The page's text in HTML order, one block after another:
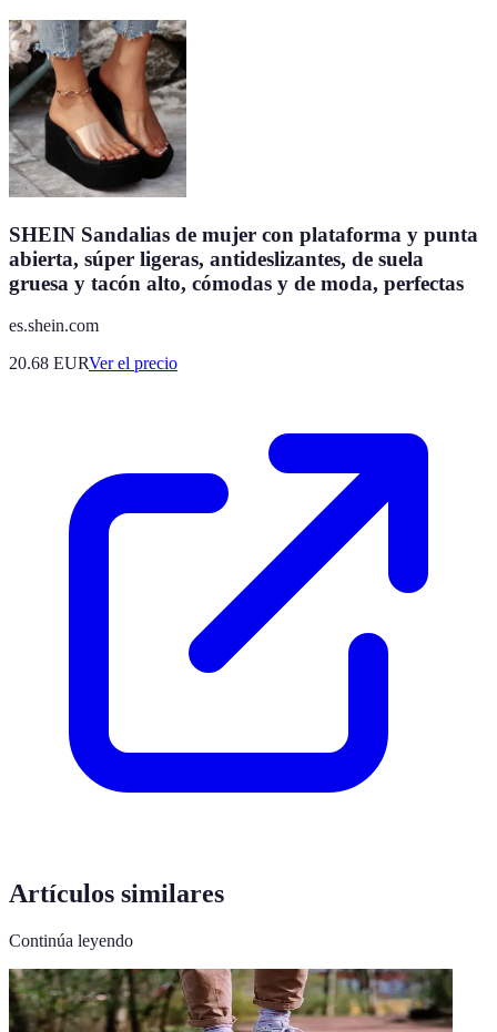
SHEIN Sandalias de mujer con plataforma y punta
abierta, súper ligeras, antideslizantes, de suela
gruesa y tacón alto, cómodas y de moda, perfectas
es.shein.com
20.68 EURVer el precio
Artículos similares
Continúa leyendo